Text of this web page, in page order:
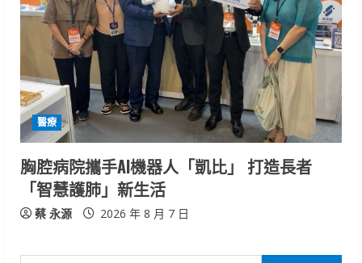
醫療
胸腔病院攜手AI機器人「凱比」 打造長者
「智慧護肺」新生活
蔡 永源 2026 年 8 月 7 日